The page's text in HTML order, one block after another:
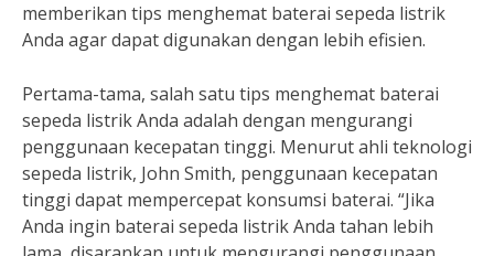
memberikan tips menghemat baterai sepeda listrik
Anda agar dapat digunakan dengan lebih efisien.
Pertama-tama, salah satu tips menghemat baterai
sepeda listrik Anda adalah dengan mengurangi
penggunaan kecepatan tinggi. Menurut ahli teknologi
sepeda listrik, John Smith, penggunaan kecepatan
tinggi dapat mempercepat konsumsi baterai. “Jika
Anda ingin baterai sepeda listrik Anda tahan lebih